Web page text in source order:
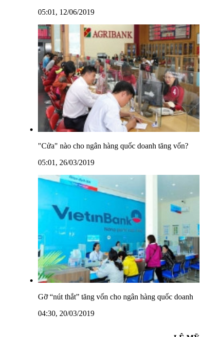
05:01, 12/06/2019
"Cửa" nào cho ngân hàng quốc doanh tăng vốn?
05:01, 26/03/2019
Gỡ “nút thắt” tăng vốn cho ngân hàng quốc doanh
04:30, 20/03/2019